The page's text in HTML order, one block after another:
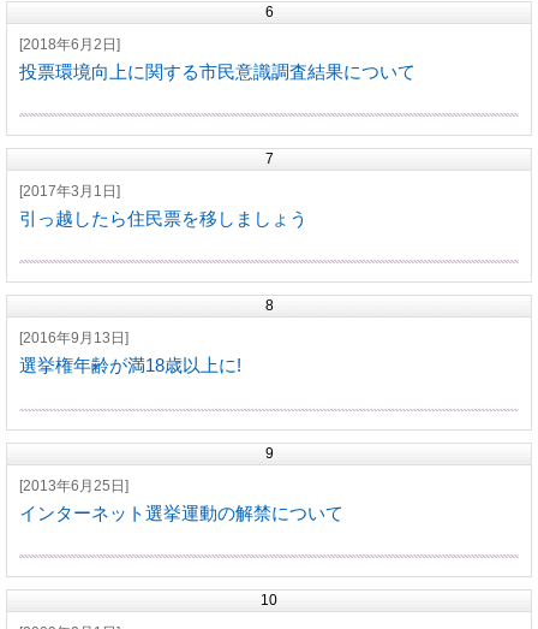
6
[2018年6月2日]
投票環境向上に関する市民意識調査結果について
7
[2017年3月1日]
引っ越したら住民票を移しましょう
8
[2016年9月13日]
選挙権年齢が満18歳以上に!
9
[2013年6月25日]
インターネット選挙運動の解禁について
10